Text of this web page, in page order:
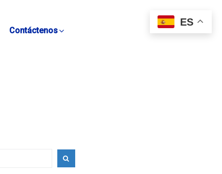
Contáctenos
ES